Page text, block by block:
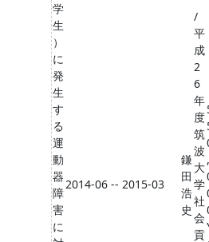
学
生
）
に
発
生
す
る
運
動
器
障
害
に
2014-06 -- 2015-03
鎌
田
浩
史
/
平
成
2
6
年
度
筑
波
大
学
社
会
貢
,